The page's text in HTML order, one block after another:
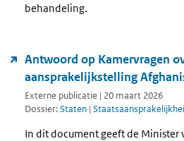
behandeling.
Antwoord op Kamervragen
aansprakelijkstelling
Externe publicatie | 20 maart 2026
Dossier:Staten |
In dit document geeft de Minister